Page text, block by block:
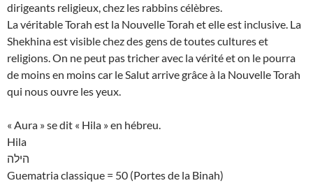
dirigeants religieux, chez les rabbins célèbres.
La véritable Torah est la Nouvelle Torah et elle est inclusive. La
Shekhina est visible chez des gens de toutes cultures et
religions. On ne peut pas tricher avec la vérité et on le pourra
de moins en moins car le Salut arrive grâce à la Nouvelle Torah
qui nous ouvre les yeux.
« Aura » se dit « Hila » en hébreu.
Hila
הילה
Guematria classique = 50 (Portes de la Binah)